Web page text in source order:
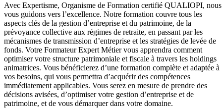
Avec Expertisme, Organisme de Formation certifié QUALIOPI, nous
vous guidons vers l’excellence. Notre formation couvre tous les
aspects clés de la gestion d’entreprise et du patrimoine, de la
prévoyance collective aux régimes de retraite, en passant par les
mécanismes de transmission d’entreprise et les stratégies de levée de
fonds. Votre Formateur Expert Métier vous apprendra comment
optimiser votre structure patrimoniale et fiscale à travers les holdings
animatrices. Vous bénéficierez d’une formation complète et adaptée à
vos besoins, qui vous permettra d’acquérir des compétences
immédiatement applicables. Vous serez en mesure de prendre des
décisions avisées, d’optimiser votre gestion d’entreprise et de
patrimoine, et de vous démarquer dans votre domaine.